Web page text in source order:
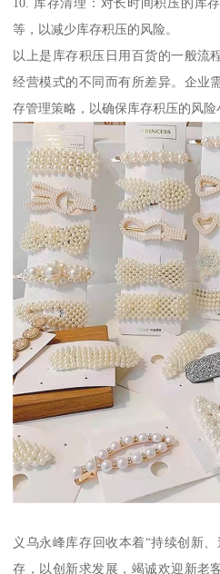
10. 库存清理：对长时间积压的库
等，以减少库存积压的风险。
以上是库存积压日用百货的一般流
经营模式的不同而有所差异。企业
存管理策略，以确保库存积压的风险
义乌永峰库存回收本着“持续创新
存，以创新求发展，竭诚欢迎新老